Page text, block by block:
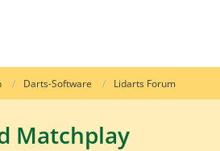
Darts-Software Lidarts Forum
Matchplay